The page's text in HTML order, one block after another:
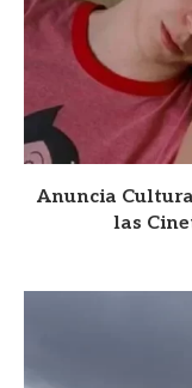
Anuncia
las